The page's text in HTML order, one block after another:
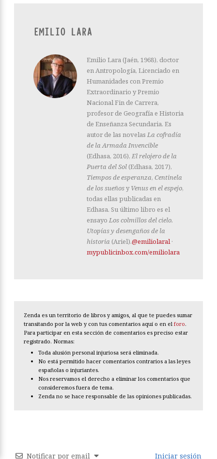
EMILIO LARA
Emilio Lara (Jaén, 1968), doctor
en Antropología, Licenciado en
Humanidades con Premio
Extraordinario y Premio
Nacional Fin de Carrera,
profesor de Geografía e Historia
de Enseñanza Secundaria. Es
autor de las novelas La cofradía
de la Armada Invencible
(Edhasa, 2016), El relojero de la
Puerta del Sol (Edhasa, 2017),
Tiempos de esperanza, Centinela
de los sueñosyVenus en el espejo,
todas ellas publicadas en
Edhasa. Su último libro es el
ensayo Los colmillos del cielo.
Utopías y desengaños de la
historia (Ariel).@emiliolaral·
mypublicinbox.com/emiliolara
Zenda es un territorio de libros y amigos, al que te puedes sumar
transitando por la web y con tus comentarios aquí o en el foro.
Para participar en esta sección de comentarios es preciso estar
registrado. Normas:
Toda alusión personal injuriosa será eliminada.
No está permitido hacer comentarios contrarios a las leyes
españolas o injuriantes.
Nos reservamos el derecho a eliminar los comentarios que
consideremos fuera de tema.
Zenda no se hace responsable de las opiniones publicadas.
Notificar por email Iniciar sesión